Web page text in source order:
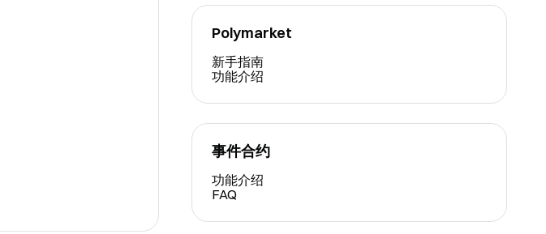
Polymarket
新手指南
功能介绍
事件合约
功能介绍
FAQ